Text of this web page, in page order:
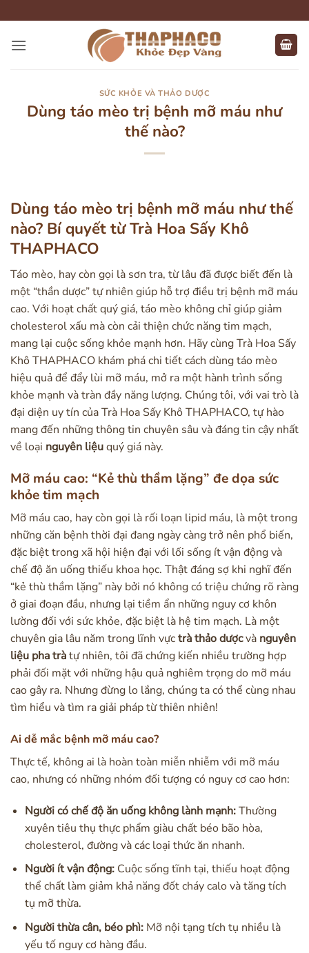
qua
nội
SỨC KHỎE VÀ THẢO DƯỢC
Dùng táo mèo trị bệnh mỡ máu như
thế nào?
Dùng táo mèo trị bệnh mỡ máu như thế
nào? Bí quyết từ Trà Hoa Sấy Khô
THAPHACO
Táo mèo, hay còn gọi là sơn tra, từ lâu đã được biết đến là
một “thần dược” tự nhiên giúp hỗ trợ điều trị bệnh mỡ máu
cao. Với hoạt chất quý giá, táo mèo không chỉ giúp giảm
cholesterol xấu mà còn cải thiện chức năng tim mạch,
mang lại cuộc sống khỏe mạnh hơn. Hãy cùng Trà Hoa Sấy
Khô THAPHACO khám phá chi tiết cách dùng táo mèo
hiệu quả để đẩy lùi mỡ máu, mở ra một hành trình sống
khỏe mạnh và tràn đầy năng lượng. Chúng tôi, với vai trò là
đại diện uy tín của Trà Hoa Sấy Khô THAPHACO, tự hào
mang đến những thông tin chuyên sâu và đáng tin cậy nhất
về loại nguyên liệuquý giá này.
Mỡ máu cao: “Kẻ thù thầm lặng” đe dọa sức
khỏe tim mạch
Mỡ máu cao, hay còn gọi là rối loạn lipid máu, là một trong
những căn bệnh thời đại đang ngày càng trở nên phổ biến,
đặc biệt trong xã hội hiện đại với lối sống ít vận động và
chế độ ăn uống thiếu khoa học. Thật đáng sợ khi nghĩ đến
“kẻ thù thầm lặng” này bởi nó không có triệu chứng rõ ràng
ở giai đoạn đầu, nhưng lại tiềm ẩn những nguy cơ khôn
lường đối với sức khỏe, đặc biệt là hệ tim mạch. Là một
chuyên gia lâu năm trong lĩnh vựctrà thảo dượcvà nguyên
liệu pha tràtự nhiên, tôi đã chứng kiến nhiều trường hợp
phải đối mặt với những hậu quả nghiêm trọng do mỡ máu
cao gây ra. Nhưng đừng lo lắng, chúng ta có thể cùng nhau
tìm hiểu và tìm ra giải pháp từ thiên nhiên!
Ai dễ mắc bệnh mỡ máu cao?
Thực tế, không ai là hoàn toàn miễn nhiễm với mỡ máu
cao, nhưng có những nhóm đối tượng có nguy cơ cao hơn:
Người có chế độ ăn uống không lành mạnh:Thường
xuyên tiêu thụ thực phẩm giàu chất béo bão hòa,
cholesterol, đường và các loại thức ăn nhanh.
Người ít vận động:Cuộc sống tĩnh tại, thiếu hoạt động
thể chất làm giảm khả năng đốt cháy calo và tăng tích
tụ mỡ thừa.
Người thừa cân, béo phì:Mỡ nội tạng tích tụ nhiều là
yếu tố nguy cơ hàng đầu.